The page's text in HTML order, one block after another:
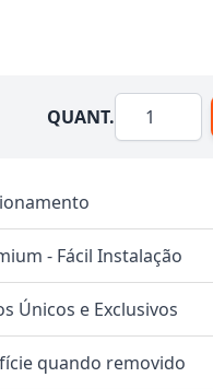
QUANT.Quantidade
- Fácil Instalação
Únicos e Exclusivos
quando removido